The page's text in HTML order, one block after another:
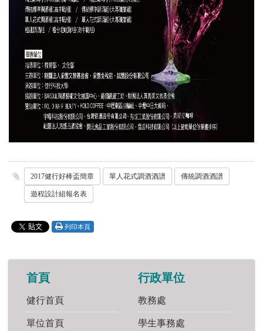
2017健行好棒盃簡章 單人花式調酒酒譜 傳統調酒酒譜
遊程設計組報名表
列印本頁
首頁
健行首頁
單位首頁
行政單位
教務處
學生事務處